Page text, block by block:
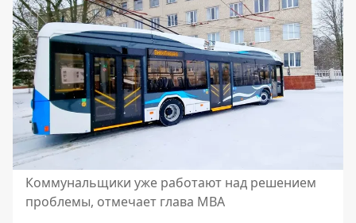
Коммунальщики уже работают над решением
проблемы, отмечает глава МВА